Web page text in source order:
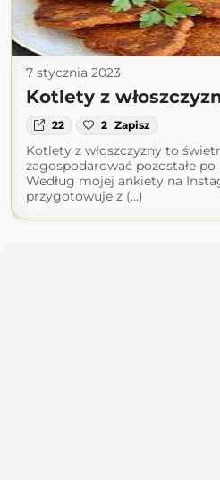
7 stycznia 2023
Kotlety z
22 2 Zapisz
Kotlety z włoszczyzny to
zagospodarować pozostałe
Według mojej ankiety na
przygotowuje z (...)